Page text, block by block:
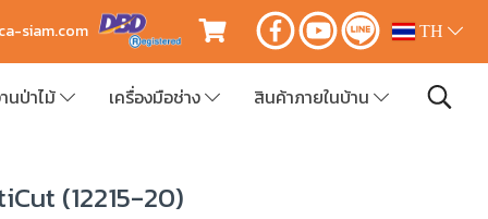
siam.com TH
นป่าไม้ เครื่องมือช่าง สินค้าภายในบ้าน
(12215-20)